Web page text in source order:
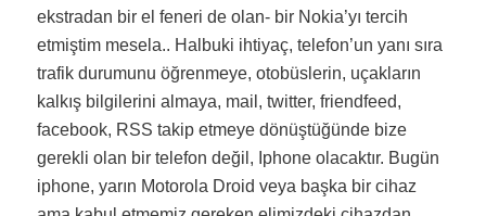
ekstradan bir el feneri de olan- bir Nokia’yı tercih
etmiştim mesela.. Halbuki ihtiyaç, telefon’un yanı sıra
trafik durumunu öğrenmeye, otobüslerin, uçakların
kalkış bilgilerini almaya, mail, twitter, friendfeed,
facebook, RSS takip etmeye dönüştüğünde bize
gerekli olan bir telefon değil, Iphone olacaktır. Bugün
iphone, yarın Motorola Droid veya başka bir cihaz